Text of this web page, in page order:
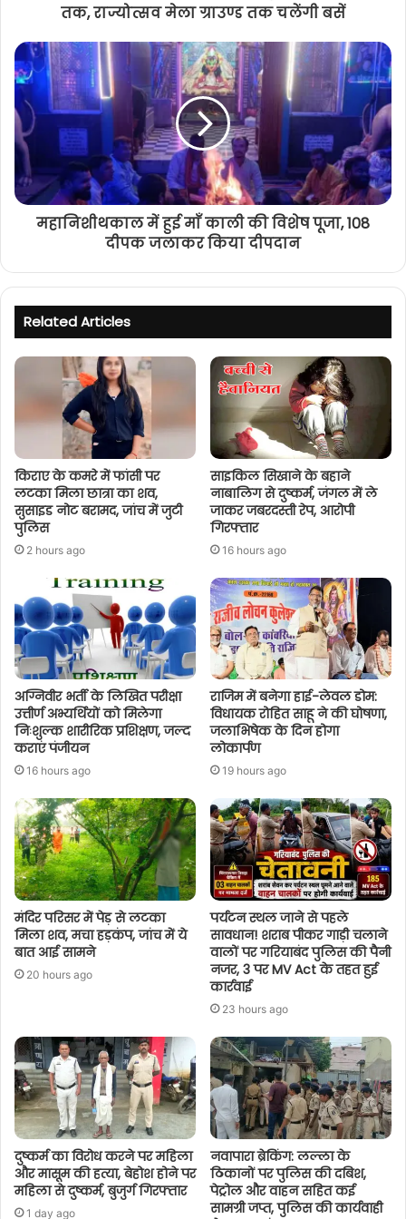
तक, राज्योत्सव मेला ग्राउण्ड तक चलेंगी बसें
महानिशीथकाल में हुई माँ काली की विशेष पूजा, 108
दीपक जलाकर किया दीपदान
Related Articles
किराए के कमरे में फांसी पर
लटका मिला छात्रा का शव,
सुसाइड नोट बरामद, जांच में जुटी
पुलिस
2 hours ago
साइकिल सिखाने के बहाने
नाबालिग से दुष्कर्म, जंगल में ले
जाकर जबरदस्ती रेप, आरोपी
गिरफ्तार
16 hours ago
अग्निवीर भर्ती के लिखित परीक्षा
उत्तीर्ण अभ्यर्थियों को मिलेगा
निःशुल्क शारीरिक प्रशिक्षण, जल्द
कराएं पंजीयन
16 hours ago
राजिम में बनेगा हाई-लेवल डोम:
विधायक रोहित साहू ने की घोषणा,
जलाभिषेक के दिन होगा
लोकार्पण
19 hours ago
मंदिर परिसर में पेड़ से लटका
मिला शव, मचा हड़कंप, जांच में ये
बात आई सामने
20 hours ago
पर्यटन स्थल जाने से पहले
सावधान! शराब पीकर गाड़ी चलाने
वालों पर गरियाबंद पुलिस की पैनी
नजर, 3 पर MV Act के तहत हुई
कार्रवाई
23 hours ago
दुष्कर्म का विरोध करने पर महिला
और मासूम की हत्या, बेहोश होने पर
महिला से दुष्कर्म, बुजुर्ग गिरफ्तार
1 day ago
नवापारा ब्रेकिंग: लल्ला के
ठिकानों पर पुलिस की दबिश,
पेट्रोल और वाहन सहित कई
सामग्री जप्त, पुलिस की कार्यवाही